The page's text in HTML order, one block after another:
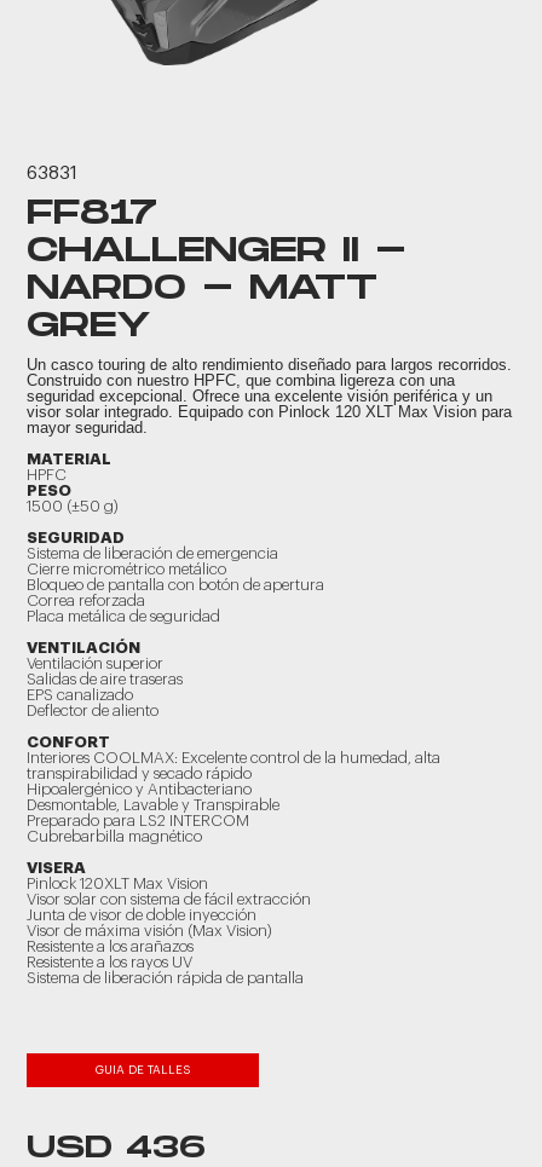
63831
FF817
CHALLENGER II -
NARDO - MATT
GREY
Un casco touring de alto rendimiento diseñado para largos recorridos.
Construido con nuestro HPFC, que combina ligereza con una
seguridad excepcional. Ofrece una excelente visión periférica y un
visor solar integrado. Equipado con Pinlock 120 XLT Max Vision para
mayor seguridad.
MATERIAL
HPFC
PESO
1500 (±50 g)
SEGURIDAD
Sistema de liberación de emergencia
Cierre micrométrico metálico
Bloqueo de pantalla con botón de apertura
Correa reforzada
Placa metálica de seguridad
VENTILACIÓN
Ventilación superior
Salidas de aire traseras
EPS canalizado
Deflector de aliento
CONFORT
Interiores COOLMAX: Excelente control de la humedad, alta
transpirabilidad y secado rápido
Hipoalergénico y Antibacteriano
Desmontable, Lavable y Transpirable
Preparado para LS2 INTERCOM
Cubrebarbilla magnético
VISERA
Pinlock 120XLT Max Vision
Visor solar con sistema de fácil extracción
Junta de visor de doble inyección
Visor de máxima visión (Max Vision)
Resistente a los arañazos
Resistente a los rayos UV
Sistema de liberación rápida de pantalla
GUIA DE TALLES
USD 436